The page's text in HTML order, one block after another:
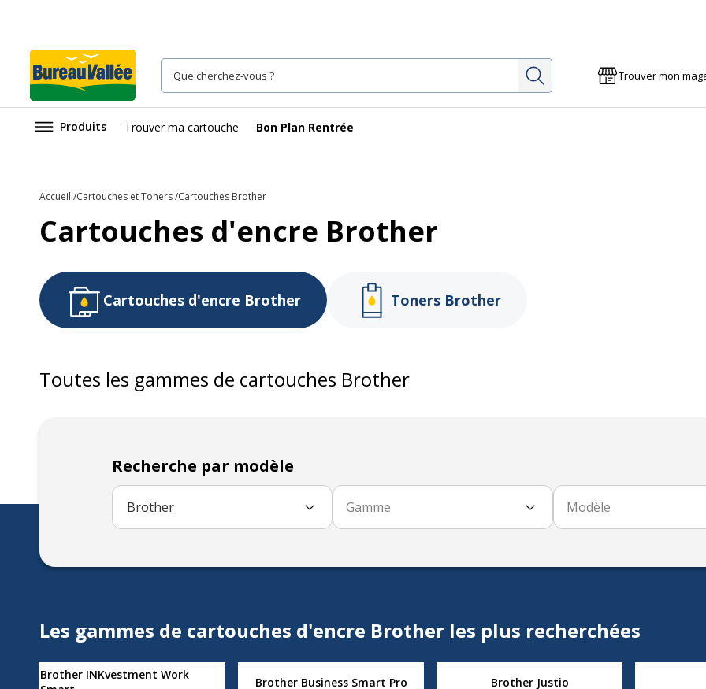
Rechercher Trouver mon
Produits Trouver ma cartouche Bon Plan Rentrée
Accueil Cartouches et Toners Cartouches Brother
Cartouches d'encre Brother
Cartouches d'encre Brother Toners Brother
Toutes les gammes de cartouches Brother
Recherche par modèle
Brother Gamme Modèle
Les gammes de cartouches d'encre Brother les plus recherchées
Brother INKvestment Work
Brother Business Smart Pro Brother Justio